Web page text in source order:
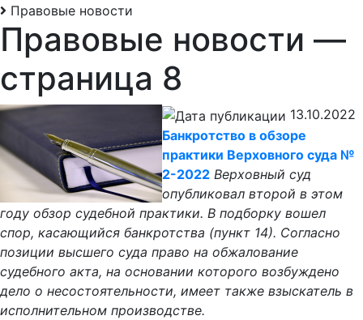
Правовые новости
Правовые новости —
страница 8
13.10.2022
Банкротство в обзоре
практики Верховного суда №
2-2022 Верховный суд
опубликовал второй в этом
году обзор судебной практики. В подборку вошел
спор, касающийся банкротства (пункт 14). Согласно
позиции высшего суда право на обжалование
судебного акта, на основании которого возбуждено
дело о несостоятельности, имеет также взыскатель в
исполнительном производстве.